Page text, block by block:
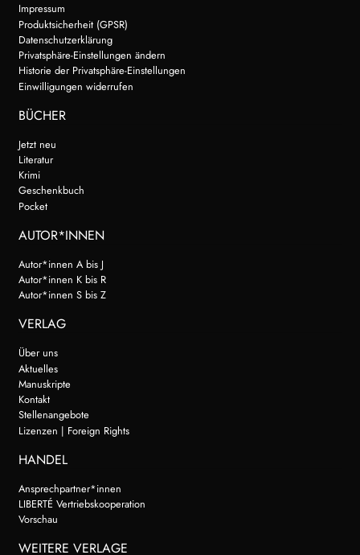
Impressum
Produktsicherheit (GPSR)
Datenschutzerklärung
Privatsphäre-Einstellungen ändern
Historie der Privatsphäre-Einstellungen
Einwilligungen widerrufen
BÜCHER
Jetzt neu
Literatur
Krimi
Geschenkbuch
Pocket
AUTOR*INNEN
Autor*innen A bis J
Autor*innen K bis R
Autor*innen S bis Z
VERLAG
Über uns
Aktuelles
Manuskripte
Kontakt
Stellenangebote
Lizenzen | Foreign Rights
HANDEL
Ansprechpartner*innen
LIBERTÉ Vertriebskooperation
Vorschau
WEITERE VERLAGE